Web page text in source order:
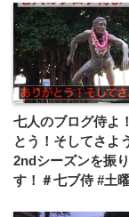
七人のブログ侍よ
とう！そしてさよ
2ndシーズンを振
す！＃七ブ侍 #土